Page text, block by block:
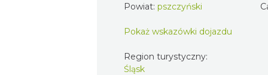
Powiat: pszczyński
Pokaż wskazówki dojazdu
Region turystyczny:
Śląsk